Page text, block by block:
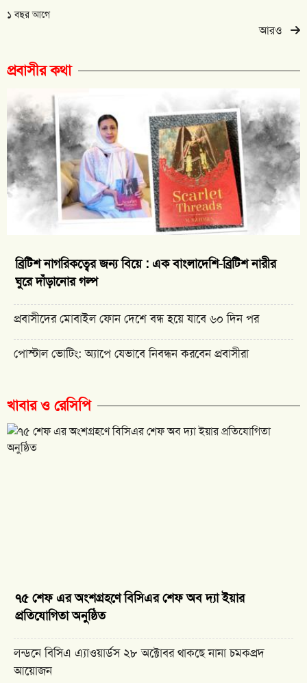
১ বছর আগে
আরও
প্রবাসীর কথা
ব্রিটিশ নাগরিকত্বের জন্য বিয়ে : এক বাংলাদেশি-ব্রিটিশ নারীর
ঘুরে দাঁড়ানোর গল্প
প্রবাসীদের মোবাইল ফোন দেশে বন্ধ হয়ে যাবে ৬০ দিন পর
পোস্টাল ভোটিং: অ্যাপে যেভাবে নিবন্ধন করবেন প্রবাসীরা
খাবার ও রেসিপি
৭৫ শেফ এর অংশগ্রহণে বিসিএর শেফ অব দ্যা ইয়ার
প্রতিযোগিতা অনুষ্ঠিত
লন্ডনে বিসিএ এ্যাওয়ার্ডস ২৮ অক্টোবর থাকছে নানা চমকপ্রদ
আয়োজন